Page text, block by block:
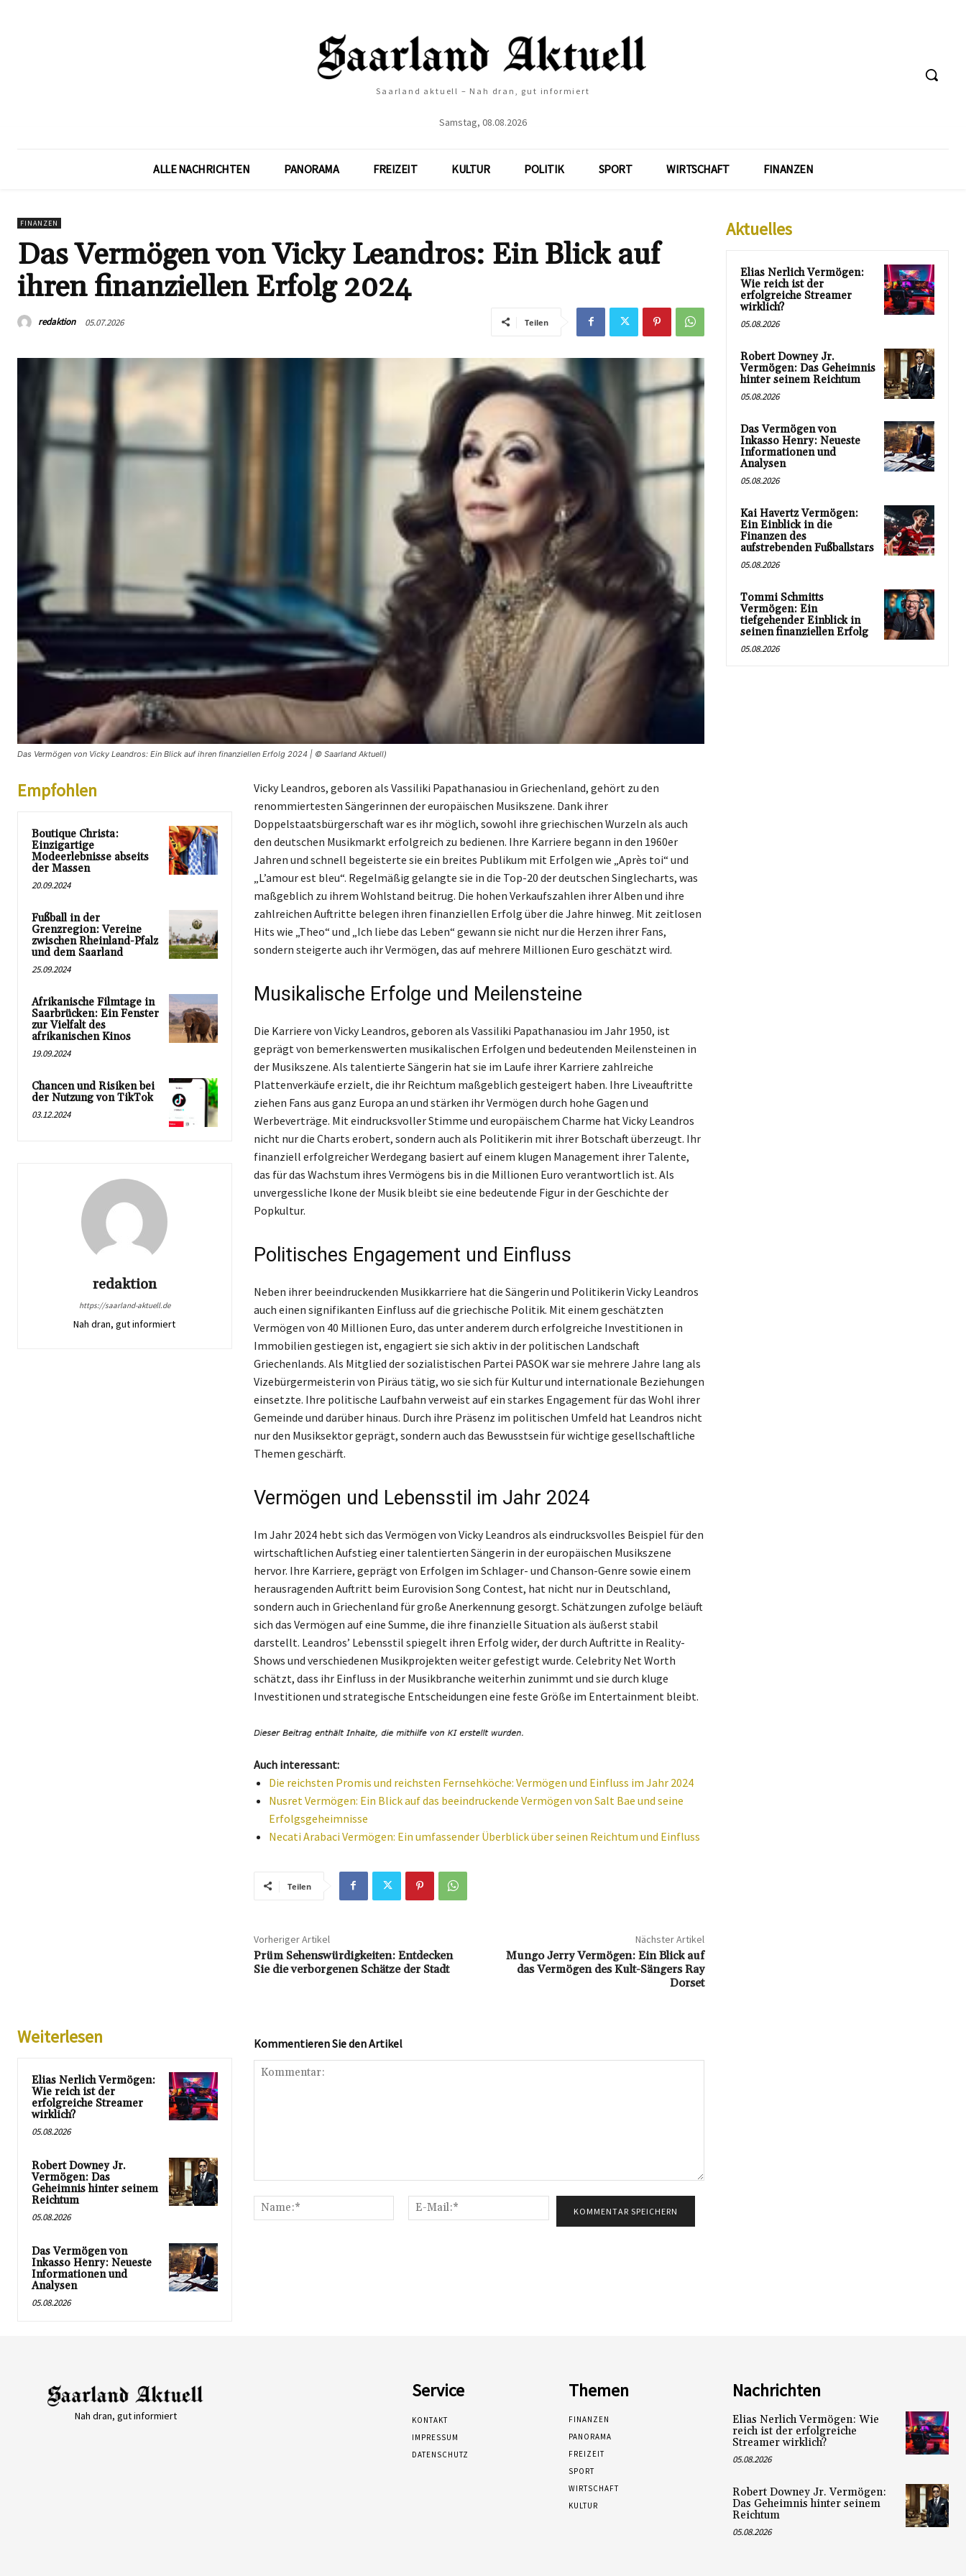
Saarland aktuell – Nah dran, gut informiert
Samstag, 08.08.2026
ALLE NACHRICHTEN PANORAMA FREIZEIT KULTUR POLITIK SPORT WIRTSCHAFT FINANZEN
FINANZEN
Das Vermögen von Vicky Leandros: Ein Blick auf
ihren finanziellen Erfolg 2024
redaktion 05.07.2026 Teilen
Das Vermögen von Vicky Leandros: Ein Blick auf ihren finanziellen Erfolg 2024 | © Saarland Aktuell)
Empfohlen
Boutique Christa:
Einzigartige
Modeerlebnisse abseits
der Massen
20.09.2024
Fußball in der
Grenzregion: Vereine
zwischen Rheinland-Pfalz
und dem Saarland
25.09.2024
Afrikanische Filmtage in
Saarbrücken: Ein Fenster
zur Vielfalt des
afrikanischen Kinos
19.09.2024
Chancen und Risiken bei
der Nutzung von TikTok
03.12.2024
redaktion
https://saarland-aktuell.de
Nah dran, gut informiert
Vicky Leandros, geboren als Vassiliki Papathanasiou in Griechenland, gehört zu den
renommiertesten Sängerinnen der europäischen Musikszene. Dank ihrer
Doppelstaatsbürgerschaft war es ihr möglich, sowohl ihre griechischen Wurzeln als auch
den deutschen Musikmarkt erfolgreich zu bedienen. Ihre Karriere begann in den 1960er
Jahren und schnell begeisterte sie ein breites Publikum mit Erfolgen wie „Après toi“ und
„L’amour est bleu“. Regelmäßig gelangte sie in die Top-20 der deutschen Singlecharts, was
maßgeblich zu ihrem Wohlstand beitrug. Die hohen Verkaufszahlen ihrer Alben und ihre
zahlreichen Auftritte belegen ihren finanziellen Erfolg über die Jahre hinweg. Mit zeitlosen
Hits wie „Theo“ und „Ich liebe das Leben“ gewann sie nicht nur die Herzen ihrer Fans,
sondern steigerte auch ihr Vermögen, das auf mehrere Millionen Euro geschätzt wird.
Musikalische Erfolge und Meilensteine
Die Karriere von Vicky Leandros, geboren als Vassiliki Papathanasiou im Jahr 1950, ist
geprägt von bemerkenswerten musikalischen Erfolgen und bedeutenden Meilensteinen in
der Musikszene. Als talentierte Sängerin hat sie im Laufe ihrer Karriere zahlreiche
Plattenverkäufe erzielt, die ihr Reichtum maßgeblich gesteigert haben. Ihre Liveauftritte
ziehen Fans aus ganz Europa an und stärken ihr Vermögen durch hohe Gagen und
Werbeverträge. Mit eindrucksvoller Stimme und europäischem Charme hat Vicky Leandros
nicht nur die Charts erobert, sondern auch als Politikerin mit ihrer Botschaft überzeugt. Ihr
finanziell erfolgreicher Werdegang basiert auf einem klugen Management ihrer Talente,
das für das Wachstum ihres Vermögens bis in die Millionen Euro verantwortlich ist. Als
unvergessliche Ikone der Musik bleibt sie eine bedeutende Figur in der Geschichte der
Popkultur.
Politisches Engagement und Einfluss
Neben ihrer beeindruckenden Musikkarriere hat die Sängerin und Politikerin Vicky Leandros
auch einen signifikanten Einfluss auf die griechische Politik. Mit einem geschätzten
Vermögen von 40 Millionen Euro, das unter anderem durch erfolgreiche Investitionen in
Immobilien gestiegen ist, engagiert sie sich aktiv in der politischen Landschaft
Griechenlands. Als Mitglied der sozialistischen Partei PASOK war sie mehrere Jahre lang als
Vizebürgermeisterin von Piräus tätig, wo sie sich für Kultur und internationale Beziehungen
einsetzte. Ihre politische Laufbahn verweist auf ein starkes Engagement für das Wohl ihrer
Gemeinde und darüber hinaus. Durch ihre Präsenz im politischen Umfeld hat Leandros nicht
nur den Musiksektor geprägt, sondern auch das Bewusstsein für wichtige gesellschaftliche
Themen geschärft.
Vermögen und Lebensstil im Jahr 2024
Im Jahr 2024 hebt sich das Vermögen von Vicky Leandros als eindrucksvolles Beispiel für den
wirtschaftlichen Aufstieg einer talentierten Sängerin in der europäischen Musikszene
hervor. Ihre Karriere, geprägt von Erfolgen im Schlager- und Chanson-Genre sowie einem
herausragenden Auftritt beim Eurovision Song Contest, hat nicht nur in Deutschland,
sondern auch in Griechenland für große Anerkennung gesorgt. Schätzungen zufolge beläuft
sich das Vermögen auf eine Summe, die ihre finanzielle Situation als äußerst stabil
darstellt. Leandros’ Lebensstil spiegelt ihren Erfolg wider, der durch Auftritte in Reality-
Shows und verschiedenen Musikprojekten weiter gefestigt wurde. Celebrity Net Worth
schätzt, dass ihr Einfluss in der Musikbranche weiterhin zunimmt und sie durch kluge
Investitionen und strategische Entscheidungen eine feste Größe im Entertainment bleibt.
Auch interessant:
Die reichsten Promis und reichsten Fernsehköche: Vermögen und Einfluss im Jahr 2024
Nusret Vermögen: Ein Blick auf das beeindruckende Vermögen von Salt Bae und seine
Erfolgsgeheimnisse
Necati Arabaci Vermögen: Ein umfassender Überblick über seinen Reichtum und Einfluss
Teilen
Vorheriger Artikel
Prüm Sehenswürdigkeiten: Entdecken
Sie die verborgenen Schätze der Stadt
Nächster Artikel
Mungo Jerry Vermögen: Ein Blick auf
das Vermögen des Kult-Sängers Ray
Dorset
Weiterlesen
Elias Nerlich Vermögen:
Wie reich ist der
erfolgreiche Streamer
wirklich?
05.08.2026
Robert Downey Jr.
Vermögen: Das
Geheimnis hinter seinem
Reichtum
05.08.2026
Das Vermögen von
Inkasso Henry: Neueste
Informationen und
Analysen
05.08.2026
Kommentieren Sie den Artikel
Name:*
Mail:*
Aktuelles
Elias Nerlich Vermögen:
Wie reich ist der
erfolgreiche Streamer
wirklich?
05.08.2026
Robert Downey Jr.
Vermögen: Das Geheimnis
hinter seinem Reichtum
05.08.2026
Das Vermögen von
Inkasso Henry: Neueste
Informationen und
Analysen
05.08.2026
Kai Havertz Vermögen:
Ein Einblick in die
Finanzen des
aufstrebenden Fußballstars
05.08.2026
Tommi Schmitts
Vermögen: Ein
tiefgehender Einblick in
seinen finanziellen Erfolg
05.08.2026
Nah dran, gut informiert
Service
KONTAKT
IMPRESSUM
DATENSCHUTZ
Themen
FINANZEN
PANORAMA
FREIZEIT
SPORT
WIRTSCHAFT
KULTUR
Nachrichten
Elias Nerlich Vermögen: Wie
reich ist der erfolgreiche
Streamer wirklich?
05.08.2026
Robert Downey Jr. Vermögen:
Das Geheimnis hinter seinem
Reichtum
05.08.2026